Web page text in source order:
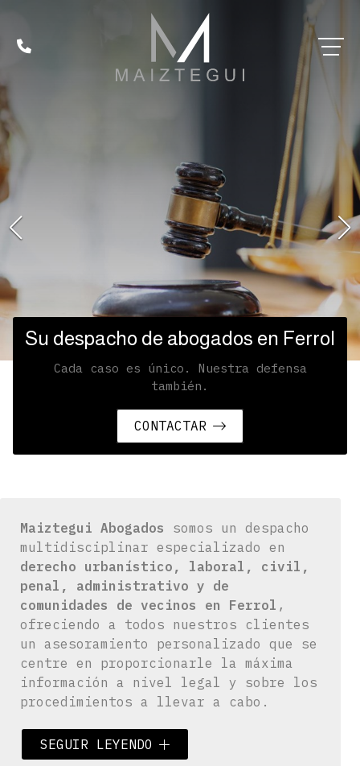
Su despacho de abogados en Ferrol
Cada caso es único. Nuestra defensa
también.
CONTACTAR
Maiztegui Abogados somos undespacho
multidisciplinar especializado en
derecho urbanístico, laboral, civil,
penal, administrativo y de
comunidades de vecinos en Ferrol ,
ofreciendo a todos nuestros clientes
un asesoramiento personalizado que se
centre en proporcionarle la máxima
información a nivel legal y sobre los
procedimientos a llevar a cabo.
Prestamos servicios tanto a
particulares como a empresas,
SEGUIR LEYENDO